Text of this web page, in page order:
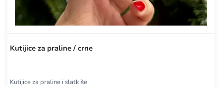
Kutijice za praline / crne
Kutijice za praline i slatkiše